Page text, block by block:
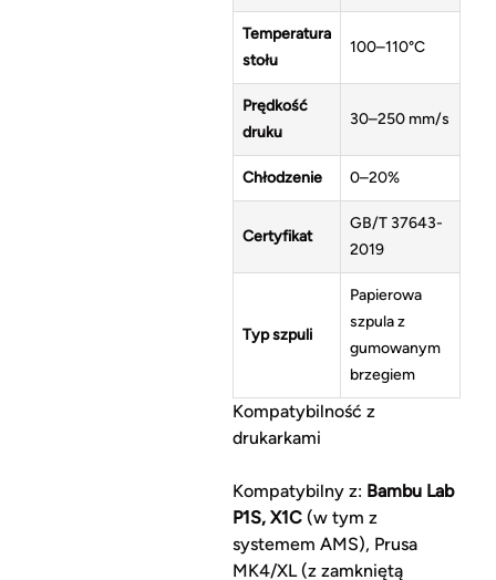
Temperatura
stołu
100–110°C
Prędkość
druku
30–250 mm/s
Chłodzenie 0–20%
Certyfikat
GB/T 37643-
2019
Typ szpuli
Papierowa
szpula z
gumowanym
brzegiem
Kompatybilność z
drukarkami
Kompatybilny z: Bambu Lab
P1S, X1C(w tym z
systemem AMS), Prusa
MK4/XL (z zamkniętą